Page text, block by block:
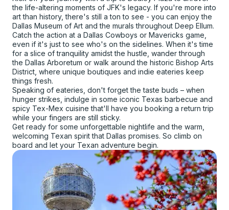
the life-altering moments of JFK's legacy. If you're more into
art than history, there's still a ton to see - you can enjoy the
Dallas Museum of Art and the murals throughout Deep Ellum.
Catch the action at a Dallas Cowboys or Mavericks game,
even if it's just to see who's on the sidelines. When it's time
for a slice of tranquility amidst the hustle, wander through
the Dallas Arboretum or walk around the historic Bishop Arts
District, where unique boutiques and indie eateries keep
things fresh.
Speaking of eateries, don't forget the taste buds – when
hunger strikes, indulge in some iconic Texas barbecue and
spicy Tex-Mex cuisine that'll have you booking a return trip
while your fingers are still sticky.
Get ready for some unforgettable nightlife and the warm,
welcoming Texan spirit that Dallas promises. So climb on
board and let your Texan adventure begin.